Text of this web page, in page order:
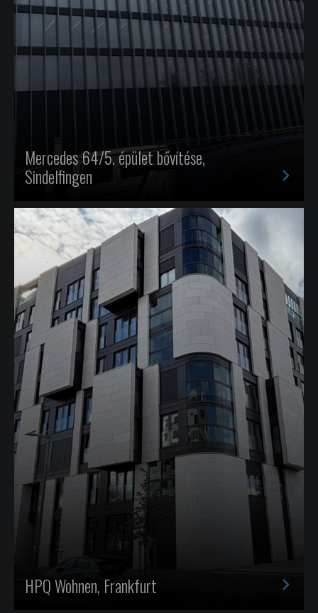
Mercedes 64/5. épület bővítése,
Sindelfingen >
HPQ Wohnen, Frankfurt >